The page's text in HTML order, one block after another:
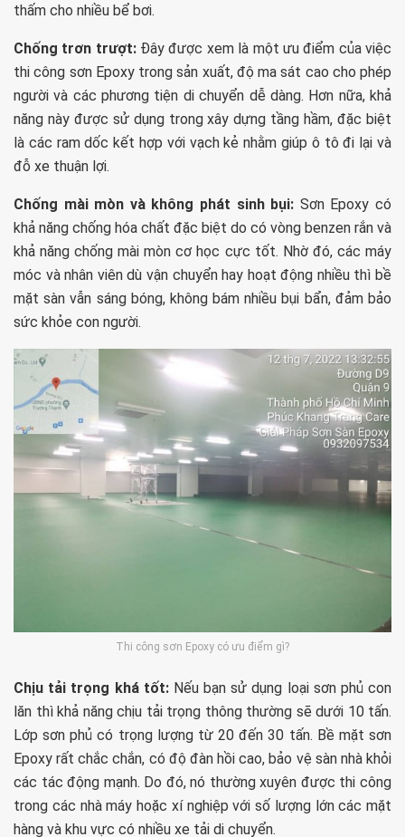
thấm cho nhiều bể bơi.
Chống trơn trượt:Đây được xem là một ưu điểm của việc
thi công sơn Epoxy trong sản xuất, độ ma sát cao cho phép
người và các phương tiện di chuyển dễ dàng. Hơn nữa, khả
năng này được sử dụng trong xây dựng tầng hầm, đặc biệt
là các ram dốc kết hợp với vạch kẻ nhằm giúp ô tô đi lại và
đỗ xe thuận lợi.
Chống mài mòn và không phát sinh bụi: Sơn Epoxy có
khả năng chống hóa chất đặc biệt do có vòng benzen rắn và
khả năng chống mài mòn cơ học cực tốt. Nhờ đó, các máy
móc và nhân viên dù vận chuyển hay hoạt động nhiều thì bề
mặt sàn vẫn sáng bóng, không bám nhiều bụi bẩn, đảm bảo
sức khỏe con người.
Thi công sơn Epoxy có ưu điểm gì?
Chịu tải trọng khá tốt:Nếu bạn sử dụng loại sơn phủ con
lăn thì khả năng chịu tải trọng thông thường sẽ dưới 10 tấn.
Lớp sơn phủ có trọng lượng từ 20 đến 30 tấn. Bề mặt sơn
Epoxy rất chắc chắn, có độ đàn hồi cao, bảo vệ sàn nhà khỏi
các tác động mạnh. Do đó, nó thường xuyên được thi công
trong các nhà máy hoặc xí nghiệp với số lượng lớn các mặt
hàng và khu vực có nhiều xe tải di chuyển.